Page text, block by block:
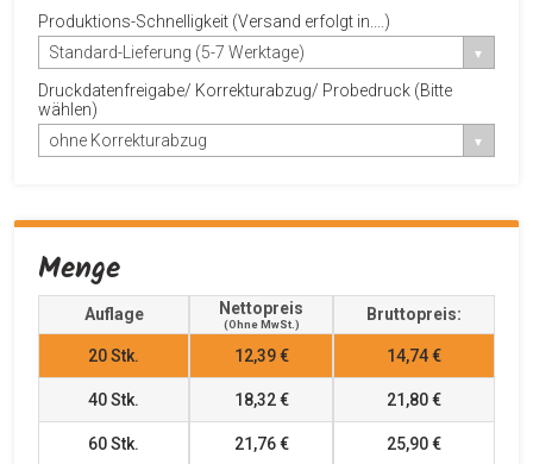
Produktions-Schnelligkeit (Versand erfolgt in....)
Standard-Lieferung (5-7 Werktage)
Druckdatenfreigabe/ Korrekturabzug/ Probedruck (Bitte
wählen)
ohne Korrekturabzug
Menge
Auflage Nettopreis
(ohne MwSt.)
Bruttopreis:
20Stk. 12,39 € 14,74 €
40Stk. 18,32 € 21,80 €
60Stk. 21,76 € 25,90 €